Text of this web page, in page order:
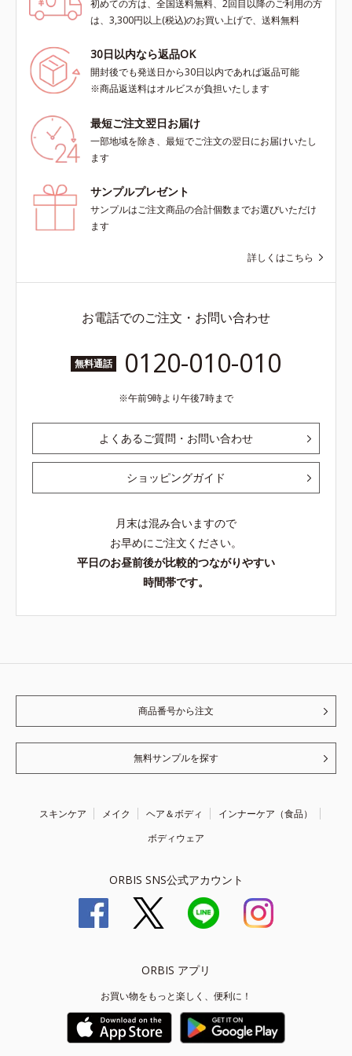
初めての方は、全国送料無料、2回目以降のご利用の方
は、3,300円以上(税込)のお買い上げで、送料無料
30日以内なら返品OK
開封後でも発送日から30日以内であれば返品可能
※商品返送料はオルビスが負担いたします
最短ご注文翌日お届け
一部地域を除き、最短でご注文の翌日にお届けいたし
ます
サンプルプレゼント
サンプルはご注文商品の合計個数までお選びいただけ
ます
詳しくはこちら
お電話でのご注文・お問い合わせ
無料通話 0120-010-010
午前9時より午後7時まで
よくあるご質問・お問い合わせ
ショッピングガイド
月末は混み合いますので
お早めにご注文ください。
平日のお昼前後が比較的つながりやすい
時間帯です。
商品番号から注文
無料サンプルを探す
スキンケア メイク ヘア＆ボディ
インナーケア（食品）
ボディウェア
ORBIS SNS公式アカウント
ORBIS アプリ
お買い物をもっと楽しく、便利に！